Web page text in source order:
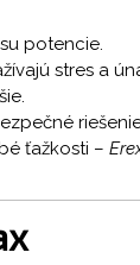
potencie.
stres a
ťažkosti –